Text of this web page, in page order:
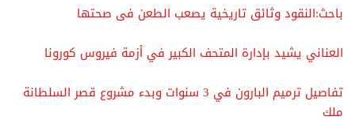
باحث:النقود وثائق تاريخية يصعب الطعن فى صحتها
العناني يشيد بإدارة المتحف الكبير في أزمة فيروس كورونا
تفاصيل ترميم البارون في 3 سنوات وبدء مشروع قصر السلطانة
ملك